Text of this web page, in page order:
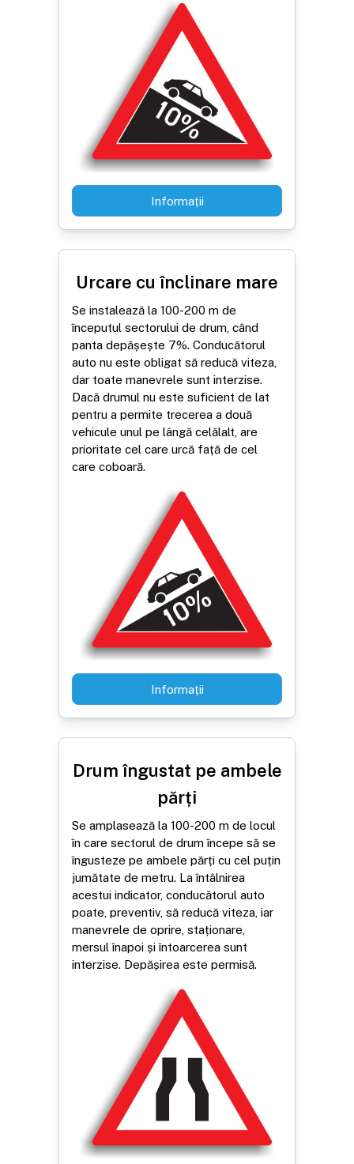
Informații
Urcare cu înclinare mare
Se instalează la 100-200 m de
începutul sectorului de drum, când
panta depășește 7%. Conducătorul
auto nu este obligat să reducă viteza,
dar toate manevrele sunt interzise.
Dacă drumul nu este suficient de lat
pentru a permite trecerea a două
vehicule unul pe lângă celălalt, are
prioritate cel care urcă față de cel
care coboară.
Informații
Drum îngustat pe ambele
părți
Se amplasează la 100-200 m de locul
în care sectorul de drum începe să se
îngusteze pe ambele părți cu cel puțin
jumătate de metru. La întâlnirea
acestui indicator, conducătorul auto
poate, preventiv, să reducă viteza, iar
manevrele de oprire, staționare,
mersul înapoi și întoarcerea sunt
interzise. Depășirea este permisă.